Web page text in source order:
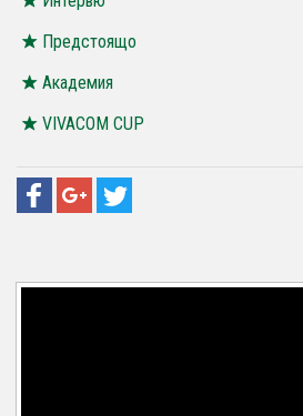
Предстоящо
Академия
VIVACOM CUP